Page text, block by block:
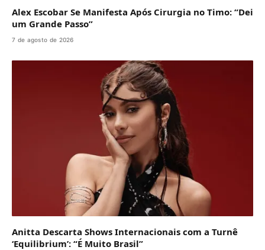
Alex Escobar Se Manifesta Após Cirurgia no Timo: “Dei
um Grande Passo”
7 de agosto de 2026
Anitta Descarta Shows Internacionais com a Turnê
‘Equilibrium’: “É Muito Brasil”